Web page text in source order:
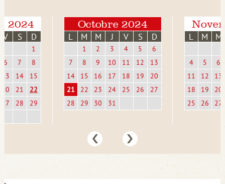
2024
V S D
1
6
7
8
13
14
15
20
21
22
27
28 29
Octobre 2024
L M M J V S D
1 2 3 4 5
6
7
8 9 10 11 12
13
14
15 16 17 18 19
20
21
22 23 24 25 26
27
28
29 30 31
L M M
4 5
6
11
12
13
18
19
20
25
26 27